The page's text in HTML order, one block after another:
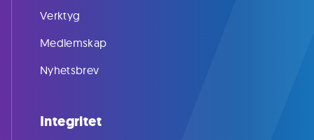
Verktyg
Medlemskap
Nyhetsbrev
Integritet